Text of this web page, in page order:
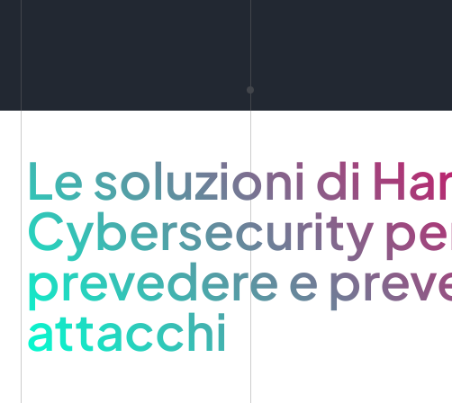
Le soluzioni di
Cybersecurity
prevedere e
attacchi